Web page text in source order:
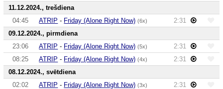
11.12.2024., trešdiena
04:45
ATRIP - Friday (Alone Right Now) (6x)
2:31
09.12.2024., pirmdiena
23:06
ATRIP - Friday (Alone Right Now) (5x)
2:31
08:25
ATRIP - Friday (Alone Right Now) (4x)
2:31
08.12.2024., svētdiena
02:02
ATRIP - Friday (Alone Right Now) (3x)
2:31